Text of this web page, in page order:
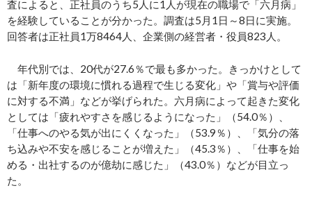
査によると、正社員のうち5人に1人が現在の職場で「六月病」
を経験していることが分かった。調査は5月1日～8日に実施。
回答者は正社員1万8464人、企業側の経営者・役員823人。
年代別では、20代が27.6％で最も多かった。きっかけとして
は「新年度の環境に慣れる過程で生じる変化」や「賞与や評価
に対する不満」などが挙げられた。六月病によって起きた変化
としては「疲れやすさを感じるようになった」（54.0％）、
「仕事へのやる気が出にくくなった」（53.9％）、「気分の落
ち込みや不安を感じることが増えた」（45.3％）、「仕事を始
める・出社するのが億劫に感じた」（43.0％）などが目立っ
た。